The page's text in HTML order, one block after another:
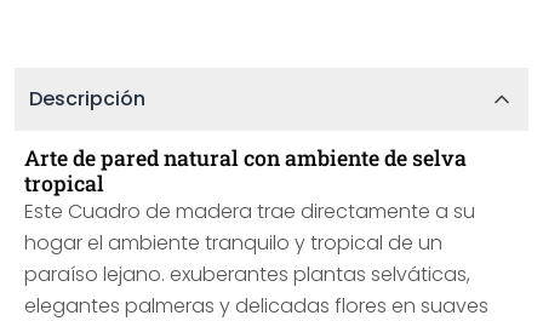
Descripción
Arte de pared natural con ambiente de selva
tropical
Este Cuadro de madera trae directamente a su
hogar el ambiente tranquilo y tropical de un
paraíso lejano. exuberantes plantas selváticas,
elegantes palmeras y delicadas flores en suaves